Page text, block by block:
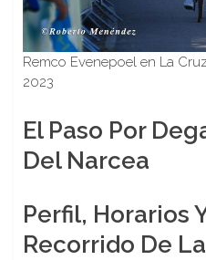
Remco Evenepoel en La
2023
El Paso Por
Del Narcea
Perfil, Horarios
Recorrido De